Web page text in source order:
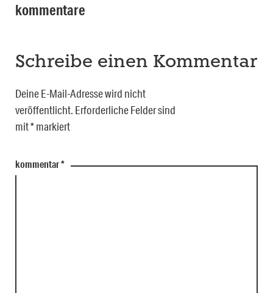
kommentare
Schreibe einen Kommentar
Deine E-Mail-Adresse wird nicht
veröffentlicht. Erforderliche Felder sind
mit*markiert
kommentar*